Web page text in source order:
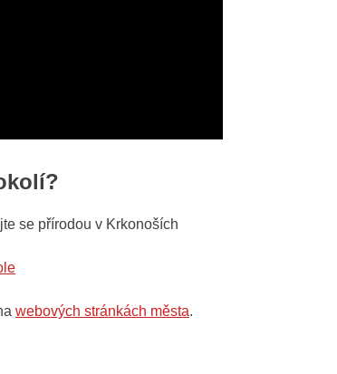
se přírodou v Krkonoších
webových stránkách města.